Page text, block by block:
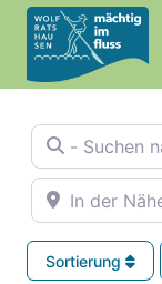
Zum
Inhalt
springen
- Suchen nach
In der Nähe
Sortierung